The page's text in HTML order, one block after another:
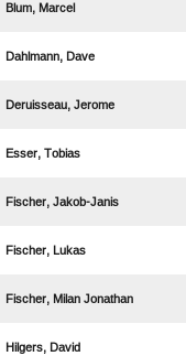
 
 
 
 
 
 
  
 